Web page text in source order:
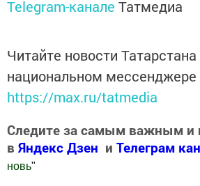
Telegram-канале Татмедиа
Читайте новости Татарстана
национальном
https://max.ru/tatmedia
Следите за самым важным и
в Яндекс Дзен и Телеграм
новь"